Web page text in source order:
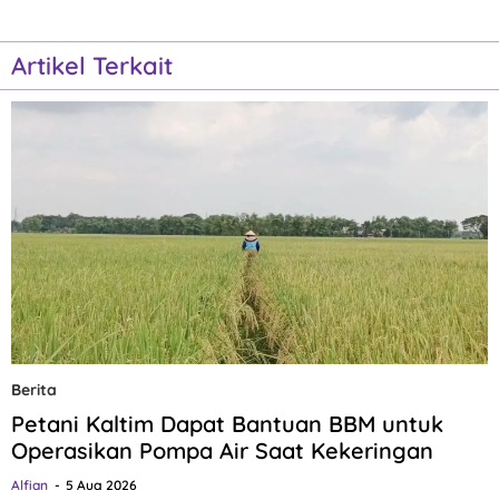
Artikel Terkait
Berita
Petani Kaltim Dapat Bantuan BBM untuk
Operasikan Pompa Air Saat Kekeringan
Alfian 5 Aug 2026